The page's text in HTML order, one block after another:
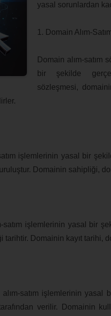
yasal sorunlardan
1. Domain Alım-
Domain alım-satım
bir şekilde
sözleşmesi,
işlemlerinin yasal bir
Domainin sahipliği,
satım işlemlerinin yasal bir
Domainin kayıt tarihi,
alım-satım işlemlerinin
verilir. Domainin